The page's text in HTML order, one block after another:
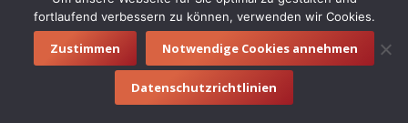
fortlaufend verbessern zu können, verwenden wir Cookies.
Zustimmen Notwendige Cookies annehmen
Datenschutzrichtlinien